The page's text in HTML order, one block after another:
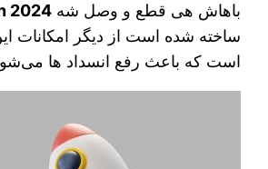
باهاش هی قطع و وصل شه2024
ساخته شده است از دیگر امکانات
است که باعث رفع انسداد ها